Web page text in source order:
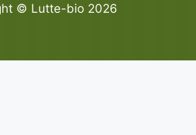
© Lutte-bio 2026